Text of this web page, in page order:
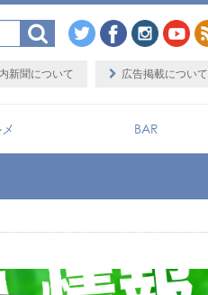
新聞について 広告掲載について
BAR